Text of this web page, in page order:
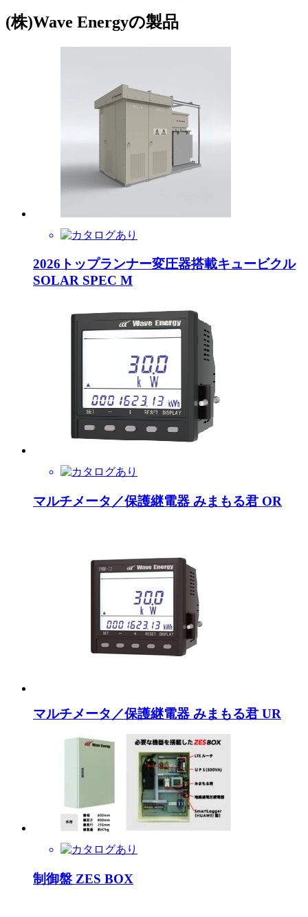
(株)Wave Energyの製品
2026トップランナー変圧器搭載キュービクル
SOLAR SPEC M
マルチメータ／保護継電器 みまもる君 OR
マルチメータ／保護継電器 みまもる君 UR
制御盤 ZES BOX